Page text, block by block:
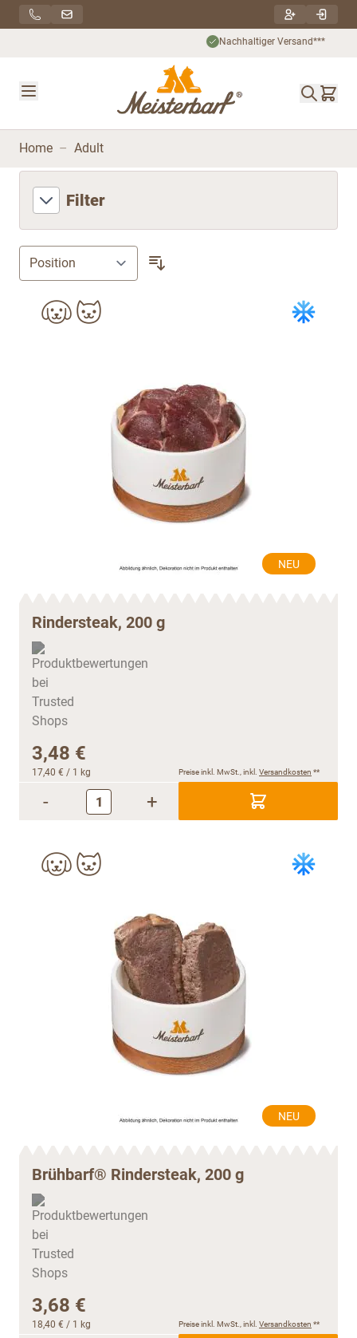
Direkt zum Inhalt
Nachhaltiger Versand***
Home – Adult
Filter
NEU
Rindersteak, 200 g
3,48 €
17,40 € / 1 kg Preise inkl. MwSt., inkl. Versandkosten **
- +
NEU
Brühbarf® Rindersteak, 200 g
3,68 €
18,40 € / 1 kg Preise inkl. MwSt., inkl. Versandkosten **